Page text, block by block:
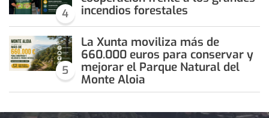
4
incendios forestales
5
La Xunta moviliza más de
660.000 euros para conservar y
mejorar el Parque Natural del
Monte Aloia